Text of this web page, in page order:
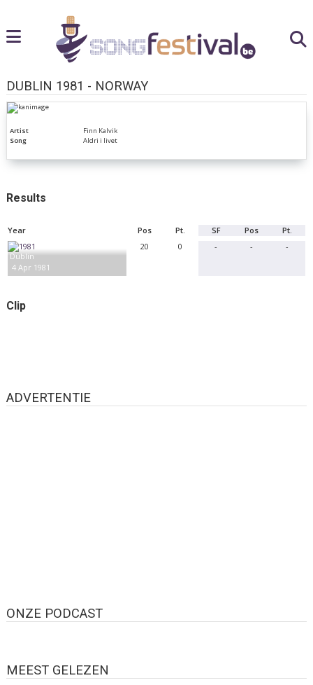
DUBLIN 1981 - NORWAY
Artist
Finn Kalvik
Song
Aldri i livet
Results
Year Pos Pt. SF Pos Pt.
Dublin
4 Apr 1981
20 0 - - -
Clip
ADVERTENTIE
ONZE PODCAST
MEEST GELEZEN